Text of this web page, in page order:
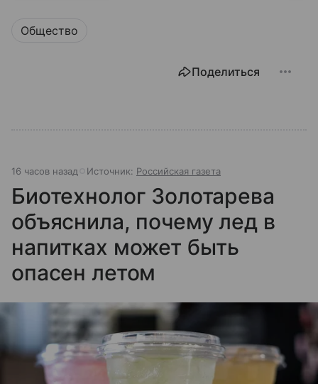
её работа важна для каждого жителя России.
Общество
Поделиться
16 часов назад Источник: Российская газета
Биотехнолог Золотарева
объяснила, почему лед в
напитках может быть
опасен летом